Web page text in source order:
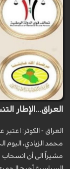
العراق...الإطار
العراق - الكوثر:
محمد الزيادي،
مشيراً الى أن انسحاب